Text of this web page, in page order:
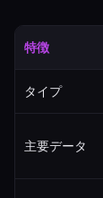
特徴
タイプ
主要データ